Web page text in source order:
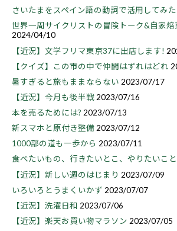
さいたまをスペイン語の動詞で活用してみた
世界一周サイクリストの冒険トーク&自家焙
2024/04/10
【近況】文学フリマ東京37に出店します!
【クイズ】この市の中で仲間はずれはどれ
暑すぎると旅もままならない 2023/07/17
【近況】今月も後半戦 2023/07/16
本を売るためには? 2023/07/13
新スマホと原付き整備 2023/07/12
1000部の道も一歩から 2023/07/11
食べたいもの、行きたいとこ、やりたいこと
【近況】新しい週のはじまり 2023/07/09
いろいろとうまくいかず 2023/07/07
【近況】洗濯日和 2023/07/06
【近況】楽天お買い物マラソン 2023/07/05